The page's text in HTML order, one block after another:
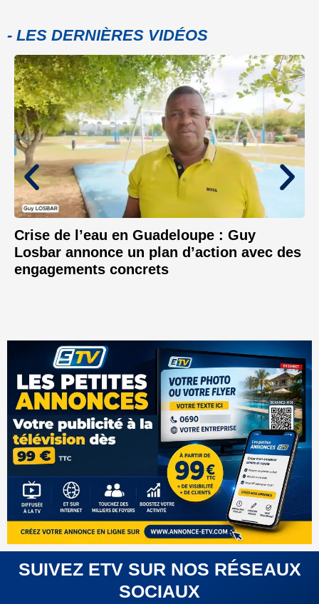
- LES DERNIÈRES VIDÉOS
Crise de l’eau en Guadeloupe : Guy
Losbar annonce un plan d’action avec des
engagements concrets
SUIVEZ ETV SUR NOS RÉSEAUX
SOCIAUX